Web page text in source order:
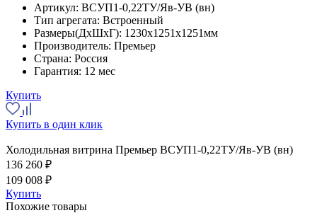
Артикул: ВСУП1-0,22ТУ/Яв-УВ (вн)
Тип агрегата: Встроенный
Размеры(ДхШхГ): 1230x1251x1251мм
Производитель: Премьер
Страна: Россия
Гарантия: 12 мес
Купить
Купить в один клик
Холодильная витрина Премьер ВСУП1-0,22ТУ/Яв-УВ (вн)
136 260 ₽
109 008 ₽
Купить
Похожие товары